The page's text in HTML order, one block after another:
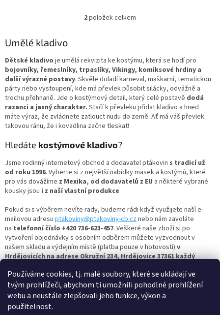
Používáme cookies, tj. malé soubory, které se ukládají ve
tvým prohlížeči, abychom ti umožnili pohodlné prohlížení
webu a neustále zlepšovali jeho funkce, výkon a
použitelnost.
O
d
a
c
í
p
r
v
k
v
p
i
s
u
2položek celkem
Umělé kladivo
Dětské kladivo je umělá rekvizita ke kostýmu, která se hodí pro
bojovníky, řemeslníky, trpaslíky, Vikingy, komiksové hrdiny a
další výrazné postavy. Skvěle doladí karneval, maškarní, tematickou
párty nebo vystoupení, kde má převlek působit silácky, odvážně a
trochu přehnaně. Jde o kostýmový detail, který celé postavě dodá
razanci a jasný charakter. Stačí k převleku přidat kladivo a hned
máte výraz, že zvládnete zatlouct nudu do země. Ať má váš převlek
takovou ránu, že i kovadlina začne tleskat!
Hledáte kostýmové kladivo?
Jsme rodinný internetový obchod a dodavatel ptákovin s tradicí už
od roku 1996. Vyberte si z největší nabídky masek a kostýmů, které
pro vás dovážíme z Mexika, od dodavatelů z EU a některé vybrané
kousky jsou i z naší vlastní produkce.
Pokud si s výběrem nevíte rady, budeme rádi když využijete naší e-
mailovou adresu ptakoviny@ptakoviny-cb.cznebo nám zavoláte
na telefonní číslo +420 736-623-457. Veškeré naše zboží si po
vytvoření objednávky s osobním odběrem můžete vyzvednout v
našem skladu a výdejním místě (platba pouze v hotovosti) v
Hrdějovicích na adrese Okružní 234, Hrdějovice 37361 každý
Nejbohatší člověk je ten, kdo se umí celý život smát a radovat,
tak si vyberte masku dle vašich představ a bavte se s námi.
Ptakoviny-cb.cz – největší výběr kostýmových kladiv
a vše skladem! Pro více inspirace se nezapomeňte mrknout i na